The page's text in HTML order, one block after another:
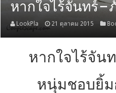
หากใจไร้จันทร์ –
LookPla 21 ตุลาคม 2015
หากใจไร้จัน
หนุ่มชอบยิ้ม